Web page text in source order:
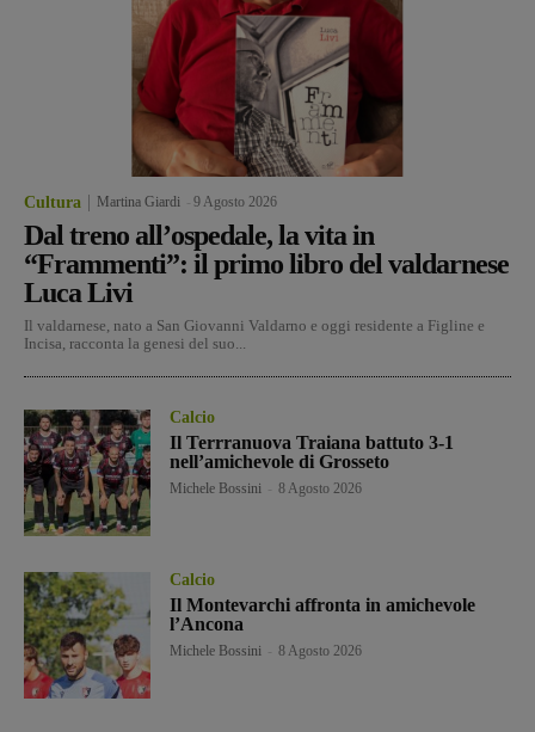
Cultura Martina Giardi 9 Agosto 2026
Dal treno all’ospedale, la vita in
“Frammenti”: il primo libro del valdarnese
Luca Livi
Il valdarnese, nato a San Giovanni Valdarno e oggi residente a Figline e
Incisa, racconta la genesi del suo...
Calcio
Il Terrranuova Traiana battuto 3-1
nell’amichevole di Grosseto
Michele Bossini 8 Agosto 2026
Calcio
Il Montevarchi affronta in amichevole
l’Ancona
Michele Bossini 8 Agosto 2026